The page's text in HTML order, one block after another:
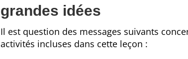
grandes idées
Il est question des messages suivants
activités incluses dans cette leçon :